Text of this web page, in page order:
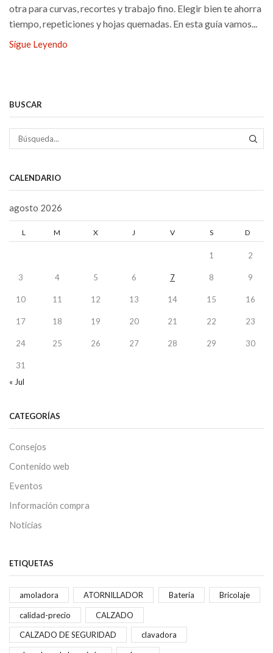
otra para curvas, recortes y trabajo fino. Elegir bien te ahorra
tiempo, repeticiones y hojas quemadas. En esta guía vamos...
Sigue Leyendo
BUSCAR
CALENDARIO
agosto 2026
L M X J V S D
1 2
3 4 5 6 7 8 9
10 11 12 13 14 15 16
17 18 19 20 21 22 23
24 25 26 27 28 29 30
31
« Jul
CATEGORÍAS
Consejos
Contenido web
Eventos
Información compra
Noticias
ETIQUETAS
amoladora ATORNILLADOR Batería Bricolaje
calidad-precio CALZADO
CALZADO DE SEGURIDAD clavadora